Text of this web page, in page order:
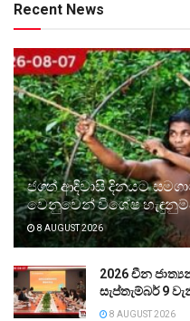
Recent News
ජගත් ආදිවාසි දිනයට
වෙනුවෙන් විශේෂ
8 AUGUST 2026
2026 චීන
සැප්තැම්බර් 9
8 AUGUST 2026